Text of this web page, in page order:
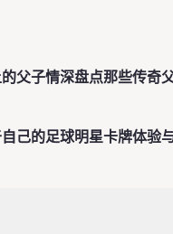
父子情深盘点那些传奇
己的足球明星卡牌体验